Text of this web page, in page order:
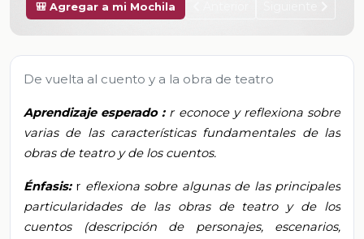
🎒 Agregar a mi Mochila
De vuelta al cuento y a la obra de teatro
Aprendizaje esperado: r econoce y reflexiona sobre
varias de las características fundamentales de las
obras de teatro y de los cuentos.
Énfasis: r eflexiona sobre algunas de las principales
particularidades de las obras de teatro y de los
cuentos (descripción de personajes, escenarios,